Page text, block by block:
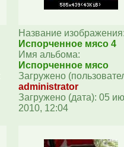
Название
Испорченное мясо 4
Имя альбома:
Испорченное мясо
Загружено
administrator
Загружено (дата): 05
2010, 12:04